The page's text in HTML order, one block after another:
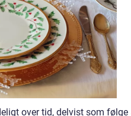
over tid, delvist som følge